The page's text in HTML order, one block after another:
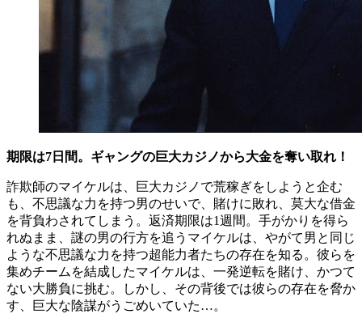
期限は7日間。ギャングの巨大カジノから大金を奪い取れ！
詐欺師のマイケルは、巨大カジノで荒稼ぎをしようと企む
も、不思議な力を持つ男のせいで、賭けに敗れ、莫大な借金
を背負わされてしまう。返済期限は1週間。手がかりを得ら
れぬまま、謎の男の行方を追うマイケルは、やがて男と同じ
ような不思議な力を持つ超能力者たちの存在を知る。彼らを
集めチームを結成したマイケルは、一発逆転を賭け、かつて
ない大勝負に挑む。しかし、その背後では彼らの存在を脅か
す、巨大な陰謀がうごめいていた…。